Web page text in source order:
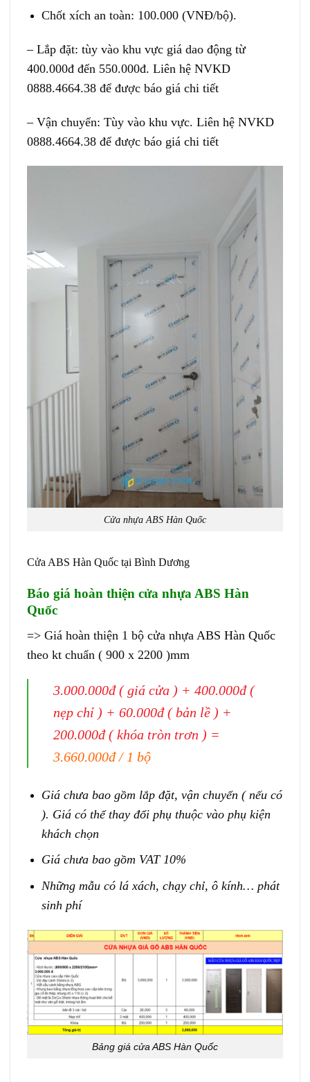
Chốt xích an toàn: 100.000 (VNĐ/bộ).
– Lắp đặt: tùy vào khu vực giá dao động từ
400.000đ đến 550.000đ. Liên hệ NVKD
0888.4664.38 để được báo giá chi tiết
– Vận chuyển: Tùy vào khu vực. Liên hệ NVKD
0888.4664.38 để được báo giá chi tiết
Cửa nhựa ABS Hàn Quốc
Cửa ABS Hàn Quốc tại Bình Dương
Báo giá hoàn thiện cửa nhựa ABS Hàn
Quốc
=> Giá hoàn thiện 1 bộ cửa nhựa ABS Hàn Quốc
theo kt chuẩn ( 900 x 2200 )mm
3.000.000đ ( giá cửa ) + 400.000đ (
nẹp chỉ ) + 60.000đ ( bản lề ) +
200.000đ ( khóa tròn trơn ) =
3.660.000đ / 1 bộ
Giá chưa bao gồm lắp đặt, vận chuyển ( nếu có
). Giá có thể thay đổi phụ thuộc vào phụ kiện
khách chọn
Giá chưa bao gồm VAT 10%
Những mẫu có lá xách, chạy chỉ, ô kính… phát
sinh phí
Bảng giá cửa ABS Hàn Quốc